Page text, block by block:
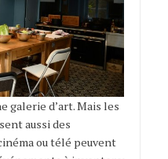
galerie d’art. Mais les
aussi des
ou télé peuvent